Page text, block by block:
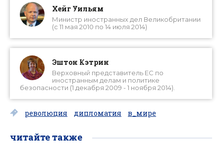
Хейг Уильям
Министр иностранных дел Великобритании
(с 11 мая 2010 по 14 июля 2014)
Эштон Кэтрин
Верховный представитель ЕС по
иностранным делам и политике
безопасности (1 декабря 2009 - 1 ноября 2014).
революция дипломатия в_мире
читайте также